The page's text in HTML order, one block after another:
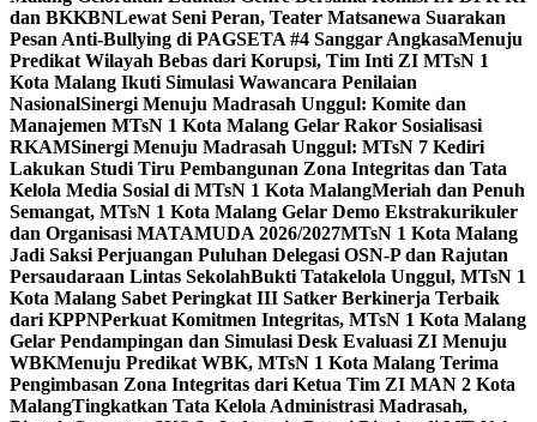
dan BKKBNLewat Seni Peran, Teater Matsanewa Suarakan
Pesan Anti-Bullying di PAGSETA #4 Sanggar AngkasaMenuju
Predikat Wilayah Bebas dari Korupsi, Tim Inti ZI MTsN 1
Kota Malang Ikuti Simulasi Wawancara Penilaian
NasionalSinergi Menuju Madrasah Unggul: Komite dan
Manajemen MTsN 1 Kota Malang Gelar Rakor Sosialisasi
RKAMSinergi Menuju Madrasah Unggul: MTsN 7 Kediri
Lakukan Studi Tiru Pembangunan Zona Integritas dan Tata
Kelola Media Sosial di MTsN 1 Kota MalangMeriah dan Penuh
Semangat, MTsN 1 Kota Malang Gelar Demo Ekstrakurikuler
dan Organisasi MATAMUDA 2026/2027MTsN 1 Kota Malang
Jadi Saksi Perjuangan Puluhan Delegasi OSN-P dan Rajutan
Persaudaraan Lintas SekolahBukti Tatakelola Unggul, MTsN 1
Kota Malang Sabet Peringkat III Satker Berkinerja Terbaik
dari KPPNPerkuat Komitmen Integritas, MTsN 1 Kota Malang
Gelar Pendampingan dan Simulasi Desk Evaluasi ZI Menuju
WBKMenuju Predikat WBK, MTsN 1 Kota Malang Terima
Pengimbasan Zona Integritas dari Ketua Tim ZI MAN 2 Kota
MalangTingkatkan Tata Kelola Administrasi Madrasah,